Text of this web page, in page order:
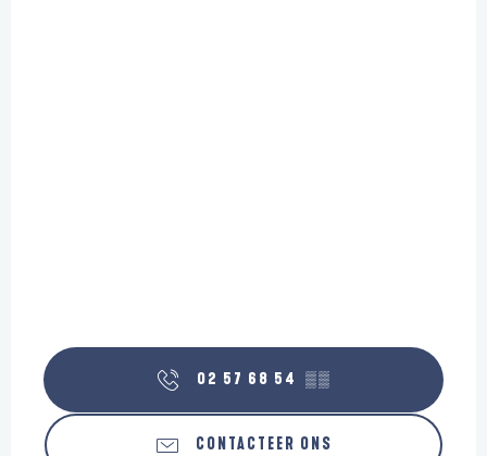
02 57 68 54 ▒▒
CONTACTEER ONS